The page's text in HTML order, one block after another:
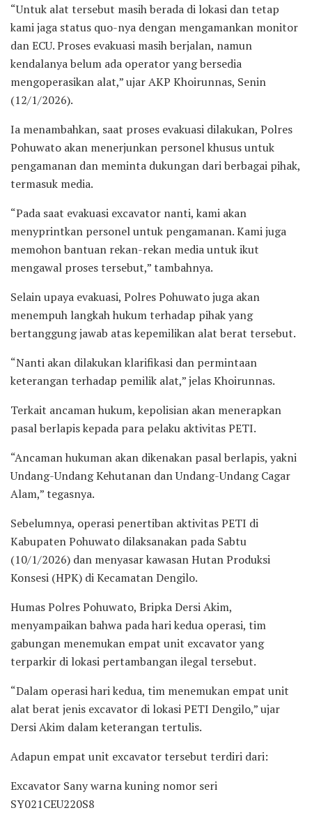
“Untuk alat tersebut masih berada di lokasi dan tetap
kami jaga status quo-nya dengan mengamankan monitor
dan ECU. Proses evakuasi masih berjalan, namun
kendalanya belum ada operator yang bersedia
mengoperasikan alat,” ujar AKP Khoirunnas, Senin
(12/1/2026).
Ia menambahkan, saat proses evakuasi dilakukan, Polres
Pohuwato akan menerjunkan personel khusus untuk
pengamanan dan meminta dukungan dari berbagai pihak,
termasuk media.
“Pada saat evakuasi excavator nanti, kami akan
menyprintkan personel untuk pengamanan. Kami juga
memohon bantuan rekan-rekan media untuk ikut
mengawal proses tersebut,” tambahnya.
Selain upaya evakuasi, Polres Pohuwato juga akan
menempuh langkah hukum terhadap pihak yang
bertanggung jawab atas kepemilikan alat berat tersebut.
“Nanti akan dilakukan klarifikasi dan permintaan
keterangan terhadap pemilik alat,” jelas Khoirunnas.
Terkait ancaman hukum, kepolisian akan menerapkan
pasal berlapis kepada para pelaku aktivitas PETI.
“Ancaman hukuman akan dikenakan pasal berlapis, yakni
Undang-Undang Kehutanan dan Undang-Undang Cagar
Alam,” tegasnya.
Sebelumnya, operasi penertiban aktivitas PETI di
Kabupaten Pohuwato dilaksanakan pada Sabtu
(10/1/2026) dan menyasar kawasan Hutan Produksi
Konsesi (HPK) di Kecamatan Dengilo.
Humas Polres Pohuwato, Bripka Dersi Akim,
menyampaikan bahwa pada hari kedua operasi, tim
gabungan menemukan empat unit excavator yang
terparkir di lokasi pertambangan ilegal tersebut.
“Dalam operasi hari kedua, tim menemukan empat unit
alat berat jenis excavator di lokasi PETI Dengilo,” ujar
Dersi Akim dalam keterangan tertulis.
Adapun empat unit excavator tersebut terdiri dari:
Excavator Sany warna kuning nomor seri
SY021CEU220S8